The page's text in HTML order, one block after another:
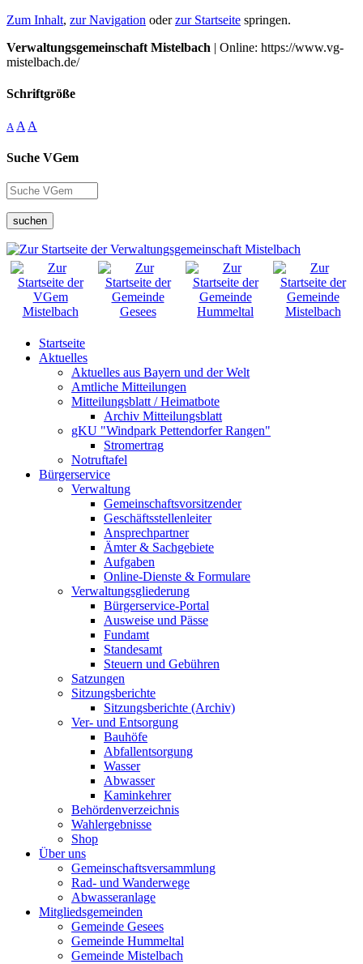
Zum Inhalt, zur Navigation oderzur Startseite springen.
Verwaltungsgemeinschaft Mistelbach | Online: https://www.vg-
mistelbach.de/
Schriftgröße
A A A
Suche VGem
suchen
Startseite
Aktuelles
Aktuelles aus Bayern und der Welt
Amtliche Mitteilungen
Mitteilungsblatt / Heimatbote
Archiv Mitteilungsblatt
gKU "Windpark Pettendorfer Rangen"
Stromertrag
Notruftafel
Bürgerservice
Verwaltung
Gemeinschaftsvorsitzender
Geschäftsstellenleiter
Ansprechpartner
Ämter & Sachgebiete
Aufgaben
Online-Dienste & Formulare
Verwaltungsgliederung
Bürgerservice-Portal
Ausweise und Pässe
Fundamt
Standesamt
Steuern und Gebühren
Satzungen
Sitzungsberichte
Sitzungsberichte (Archiv)
Ver- und Entsorgung
Bauhöfe
Abfallentsorgung
Wasser
Abwasser
Kaminkehrer
Behördenverzeichnis
Wahlergebnisse
Shop
Über uns
Gemeinschaftsversammlung
Rad- und Wanderwege
Abwasseranlage
Mitgliedsgemeinden
Gemeinde Gesees
Gemeinde Hummeltal
Gemeinde Mistelbach